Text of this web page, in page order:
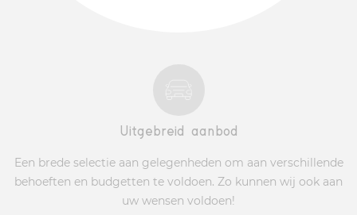
Uitgebreid aanbod
Een brede selectie aan gelegenheden om aan verschillende
behoeften en budgetten te voldoen. Zo kunnen wij ook aan
uw wensen voldoen!